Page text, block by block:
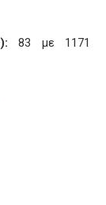
83 με 1171